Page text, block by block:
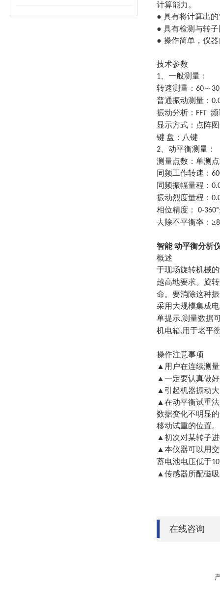
计算能力。
● 具有将计算出的
● 具有检测与转
● 操作简单，仪
技术参数
1 、一般测量：
转速测量： 60～
普通振动测量：
振动分析： FFT 频
显示方式：点阵
键 盘：八键
2 、动平衡测量：
测量点数：单测
同频工作转速：
同频振幅量程：
振动烈度量程：
相位精度： 0-360
去除不平衡率：≥
智能 动平衡分析
概述
于现场旋转机械
越高地要求。旋
命。要消除这种
采用大规模集成
单提示,测量数据
机电箱,用于老平
操作注意事项
▲用户在连续测
▲一定要认真做
▲引起机器振动
▲在动平衡试重
数据变化不明显
移动试重的位置。
▲初次对某转子
▲本仪器可以用
蓄电池电压低于
▲传感器所配磁
在线咨询